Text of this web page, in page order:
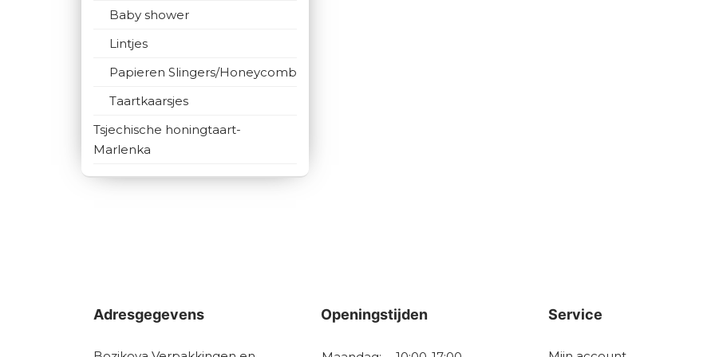
Baby shower
Lintjes
Papieren Slingers/Honeycomb
Taartkaarsjes
Tsjechische honingtaart-
Marlenka
Adresgegevens Openingstijden Service